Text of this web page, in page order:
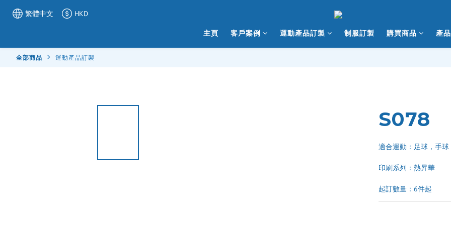
繁體中文 HKD
主頁 客戶案例 運動產品訂製 制服訂製 購買商品 產
全部商品 運動產品訂製
S078
適合運動：足球，手球
印刷系列：熱昇華
起訂數量：6件起